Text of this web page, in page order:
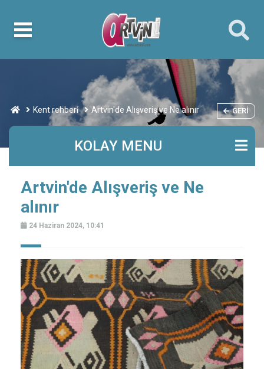
Kent rehberi̇ Artvin'de Alışveriş ve Ne alınır GERI
KOLAY MENU
Artvin'de Alışveriş ve Ne
alınır
24 Haziran 2024, 10:41